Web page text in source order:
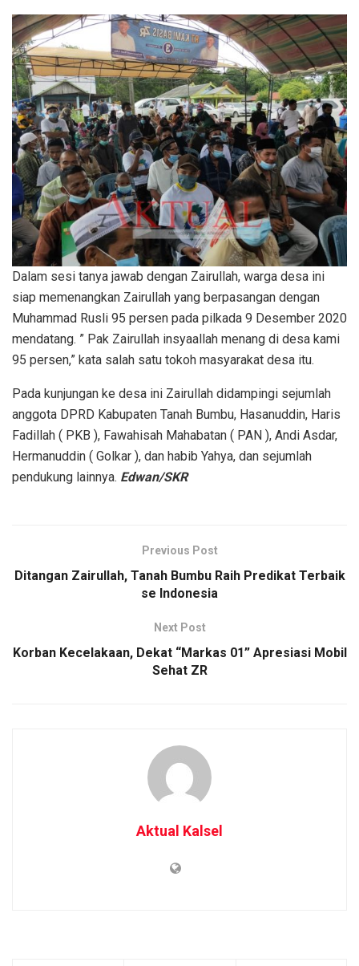
Dalam sesi tanya jawab dengan Zairullah, warga desa ini
siap memenangkan Zairullah yang berpasangan dengan
Muhammad Rusli 95 persen pada pilkada 9 Desember 2020
mendatang. ” Pak Zairullah insyaallah menang di desa kami
95 persen,” kata salah satu tokoh masyarakat desa itu.
Pada kunjungan ke desa ini Zairullah didampingi sejumlah
anggota DPRD Kabupaten Tanah Bumbu, Hasanuddin, Haris
Fadillah ( PKB ), Fawahisah Mahabatan ( PAN ), Andi Asdar,
Hermanuddin ( Golkar ), dan habib Yahya, dan sejumlah
pendukung lainnya. Edwan/SKR
Previous Post
Ditangan Zairullah, Tanah Bumbu Raih Predikat Terbaik
se Indonesia
Next Post
Korban Kecelakaan, Dekat “Markas 01” Apresiasi Mobil
Sehat ZR
Aktual Kalsel